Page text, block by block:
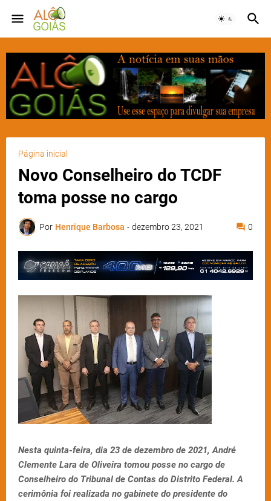
Página inicial
Novo Conselheiro do TCDF
toma posse no cargo
Por Henrique Barbosa - dezembro 23, 2021 0
Nesta quinta-feira, dia 23 de dezembro de 2021, André
Clemente Lara de Oliveira tomou posse no cargo de
Conselheiro do Tribunal de Contas do Distrito Federal. A
cerimônia foi realizada no gabinete do presidente do